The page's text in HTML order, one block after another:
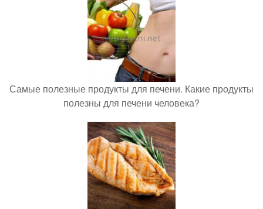
Самые полезные продукты для печени. Какие продукты
полезны для печени человека?